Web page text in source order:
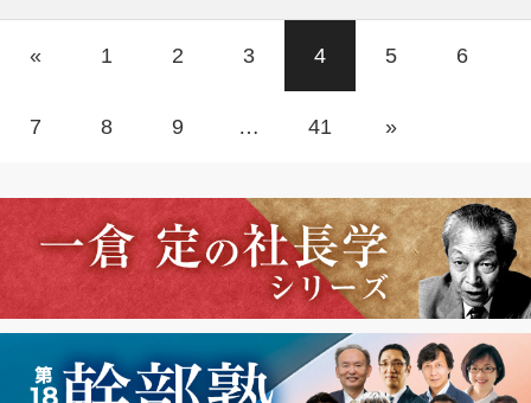
« 1 2 3 4 5 6
7 8 9 … 41 »